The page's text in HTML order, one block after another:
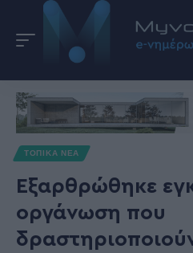
ΤΟΠΙΚΑ ΝΕΑ
Εξαρθρώθηκε
οργάνωση που